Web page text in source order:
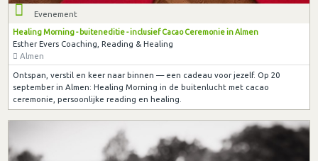
Evenement
Healing Morning - buiteneditie - inclusief Cacao Ceremonie in Almen
Esther Evers Coaching, Reading & Healing
Almen
Ontspan, verstil en keer naar binnen — een cadeau voor jezelf. Op 20
september in Almen: Healing Morning in de buitenlucht met cacao
ceremonie, persoonlijke reading en healing.